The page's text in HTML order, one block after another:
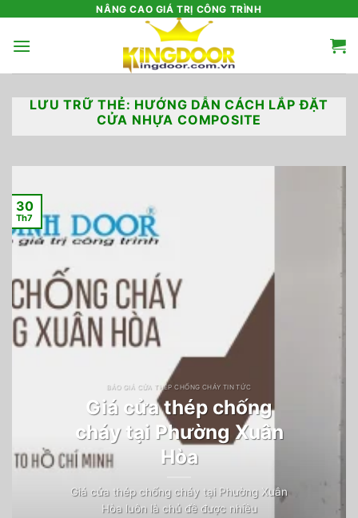
nội
NÂNG CAO GIÁ TRỊ CÔNG TRÌNH
LƯU TRỮ THẺ: HƯỚNG DẪN CÁCH LẮP ĐẶT
CỬA NHỰA COMPOSITE
BÁO GIÁ CỬA THÉP CHỐNG CHÁY TIN TỨC
Giá cửa thép chống
cháy tại Phường Xuân
Hòa
Giá cửa thép chống cháy tại Phường Xuân
Hòa luôn là chủ đề được nhiều
30
Th7